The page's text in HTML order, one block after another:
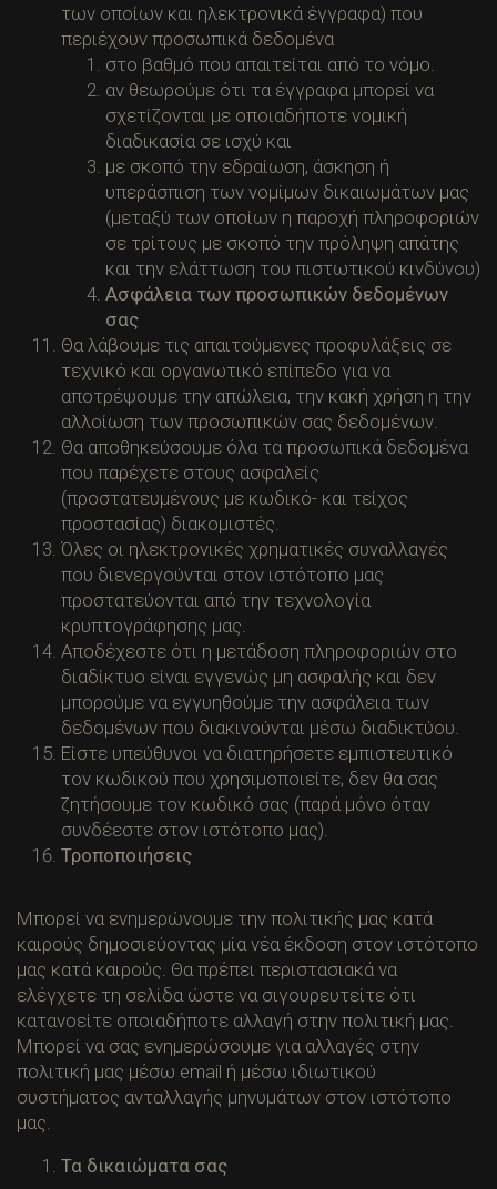
των οποίων και ηλεκτρονικά έγγραφα) που
περιέχουν προσωπικά δεδομένα
στο βαθμό που απαιτείται από το νόμο.
αν θεωρούμε ότι τα έγγραφα μπορεί να
σχετίζονται με οποιαδήποτε νομική
διαδικασία σε ισχύ και
με σκοπό την εδραίωση, άσκηση ή
υπεράσπιση των νομίμων δικαιωμάτων μας
(μεταξύ των οποίων η παροχή πληροφοριών
σε τρίτους με σκοπό την πρόληψη απάτης
και την ελάττωση του πιστωτικού κινδύνου)
Ασφάλεια των προσωπικών δεδομένων
σας
Θα λάβουμε τις απαιτούμενες προφυλάξεις σε
τεχνικό και οργανωτικό επίπεδο για να
αποτρέψουμε την απώλεια, την κακή χρήση η την
αλλοίωση των προσωπικών σας δεδομένων.
Θα αποθηκεύσουμε όλα τα προσωπικά δεδομένα
που παρέχετε στους ασφαλείς
(προστατευμένους με κωδικό- και τείχος
προστασίας) διακομιστές.
Όλες οι ηλεκτρονικές χρηματικές συναλλαγές
που διενεργούνται στον ιστότοπο μας
προστατεύονται από την τεχνολογία
κρυπτογράφησης μας.
Αποδέχεστε ότι η μετάδοση πληροφοριών στο
διαδίκτυο είναι εγγενώς μη ασφαλής και δεν
μπορούμε να εγγυηθούμε την ασφάλεια των
δεδομένων που διακινούνται μέσω διαδικτύου.
Είστε υπεύθυνοι να διατηρήσετε εμπιστευτικό
τον κωδικού που χρησιμοποιείτε, δεν θα σας
ζητήσουμε τον κωδικό σας (παρά μόνο όταν
συνδέεστε στον ιστότοπο μας).
Τροποποιήσεις
Μπορεί να ενημερώνουμε την πολιτικής μας κατά
καιρούς δημοσιεύοντας μία νέα έκδοση στον ιστότοπο
μας κατά καιρούς. Θα πρέπει περιστασιακά να
ελέγχετε τη σελίδα ώστε να σιγουρευτείτε ότι
κατανοείτε οποιαδήποτε αλλαγή στην πολιτική μας.
Μπορεί να σας ενημερώσουμε για αλλαγές στην
πολιτική μας μέσω email ή μέσω ιδιωτικού
συστήματος ανταλλαγής μηνυμάτων στον ιστότοπο
μας.
Τα δικαιώματα σας